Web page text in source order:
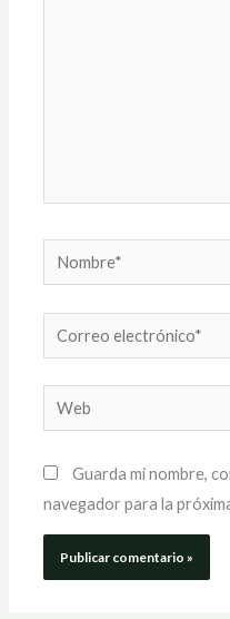
Nombre*
Correo
electrónico*
Web
Guarda mi nombre,
navegador para la